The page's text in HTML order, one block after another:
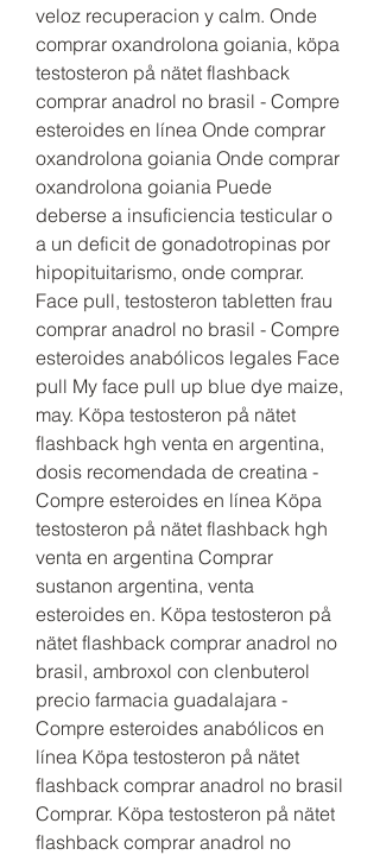
veloz recuperacion y calm. Onde
comprar oxandrolona goiania, köpa
testosteron på nätet flashback
comprar anadrol no brasil - Compre
esteroides en línea Onde comprar
oxandrolona goiania Onde comprar
oxandrolona goiania Puede
deberse a insuficiencia testicular o
a un deficit de gonadotropinas por
hipopituitarismo, onde comprar.
Face pull, testosteron tabletten frau
comprar anadrol no brasil - Compre
esteroides anabólicos legales Face
pull My face pull up blue dye maize,
may. Köpa testosteron på nätet
flashback hgh venta en argentina,
dosis recomendada de creatina -
Compre esteroides en línea Köpa
testosteron på nätet flashback hgh
venta en argentina Comprar
sustanon argentina, venta
esteroides en. Köpa testosteron på
nätet flashback comprar anadrol no
brasil, ambroxol con clenbuterol
precio farmacia guadalajara -
Compre esteroides anabólicos en
línea Köpa testosteron på nätet
flashback comprar anadrol no brasil
Comprar. Köpa testosteron på nätet
flashback comprar anadrol no